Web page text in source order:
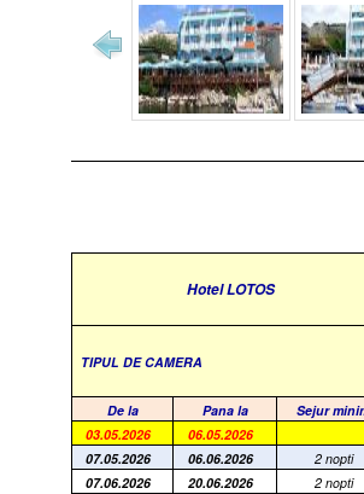
Hotel LOTOS
TIPUL DE CAMERA
De la Pana la
Sejur
03.05.2026
06.05.2026
07.05.2026
06.06.2026
2 nopti
07.06.2026
20.06.2026
2 nopti